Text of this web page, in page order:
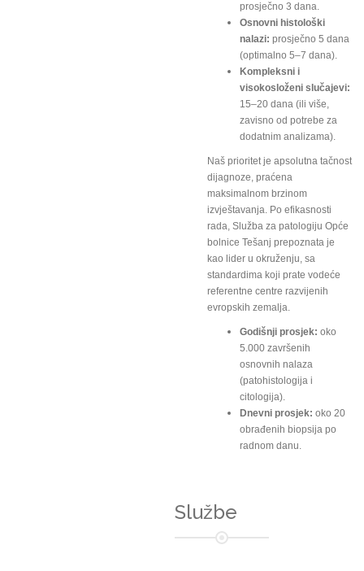
prosječno 3 dana.
Osnovni histološki
nalazi: prosječno 5 dana
(optimalno 5–7 dana).
Kompleksni i
visokosloženi slučajevi:
15–20 dana (ili više,
zavisno od potrebe za
dodatnim analizama).
Naš prioritet je apsolutna tačnost
dijagnoze, praćena
maksimalnom brzinom
izvještavanja. Po efikasnosti
rada, Služba za patologiju Opće
bolnice Tešanj prepoznata je
kao lider u okruženju, sa
standardima koji prate vodeće
referentne centre razvijenih
evropskih zemalja.
Godišnji prosjek: oko
5.000 završenih
osnovnih nalaza
(patohistologija i
citologija).
Dnevni prosjek: oko 20
obrađenih biopsija po
radnom danu.
Službe